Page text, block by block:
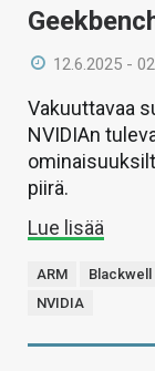
12.6.2025 -
Vakuuttavaa
NVIDIAn
piirä.
Lue lisää
ARM Blackwell
NVIDIA